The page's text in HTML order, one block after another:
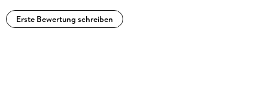
Erste Bewertung schreiben